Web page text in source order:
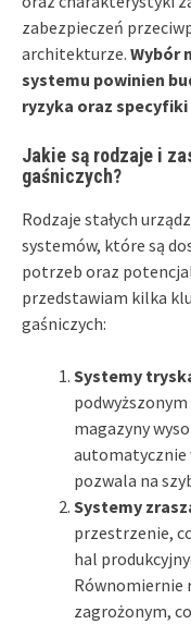
zabezpieczeń
architekturze. Wybór
systemu powinien
ryzyka oraz
Jakie są rodzaje i
gaśniczych?
Rodzaje stałych
systemów, które są
potrzeb oraz
przedstawiam kilka
gaśniczych:
Systemy
magazyny
automatycznie
pozwala na
Systemy
przestrzenie,
hal
Równomiernie
zagrożonym,